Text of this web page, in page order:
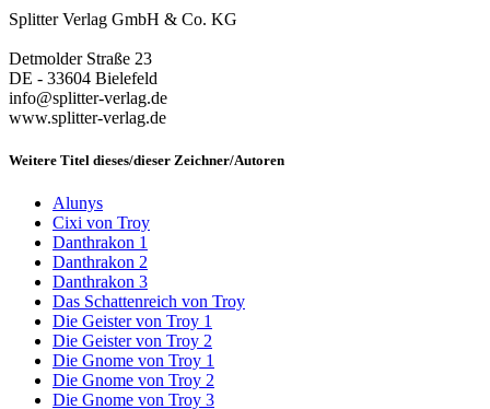
Splitter Verlag GmbH & Co. KG
Detmolder Straße 23
DE - 33604 Bielefeld
info@splitter-verlag.de
www.splitter-verlag.de
Weitere Titel dieses/dieser Zeichner/Autoren
Alunys
Cixi von Troy
Danthrakon 1
Danthrakon 2
Danthrakon 3
Das Schattenreich von Troy
Die Geister von Troy 1
Die Geister von Troy 2
Die Gnome von Troy 1
Die Gnome von Troy 2
Die Gnome von Troy 3